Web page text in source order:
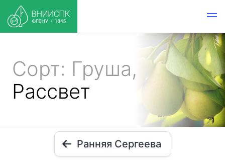
Сорт: Груша,
Рассвет
Ранняя Сергеева